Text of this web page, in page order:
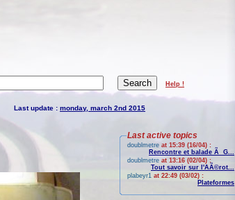
Help !
Last update : monday, march 2nd 2015
Last active topics
doublmetre at 15:39 (16/04) :
Rencontre et balade Ã G...
doublmetre at 13:16 (02/04) :
Tout savoir sur l'AÃ©rot...
plabeyr1 at 22:49 (03/02) :
Plateformes